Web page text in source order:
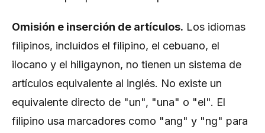
Omisión e inserción de artículos. Los idiomas
filipinos, incluidos el filipino, el cebuano, el
ilocano y el hiligaynon, no tienen un sistema de
artículos equivalente al inglés. No existe un
equivalente directo de "un", "una" o "el". El
filipino usa marcadores como "ang" y "ng" para